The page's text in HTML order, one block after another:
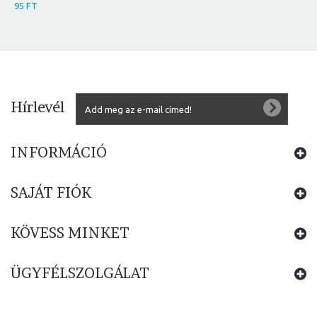
95 FT
Hírlevél
INFORMÁCIÓ
SAJÁT FIÓK
KÖVESS MINKET
ÜGYFÉLSZOLGÁLAT